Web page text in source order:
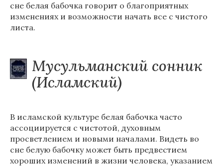
сне белая бабочка говорит о благоприятных
изменениях и возможности начать все с чистого
листа.
Мусульманский сонник
(Исламский)
В исламской культуре белая бабочка часто
ассоциируется с чистотой, духовным
просветлением и новыми началами. Видеть во
сне белую бабочку может быть предвестием
хороших изменений в жизни человека, указанием